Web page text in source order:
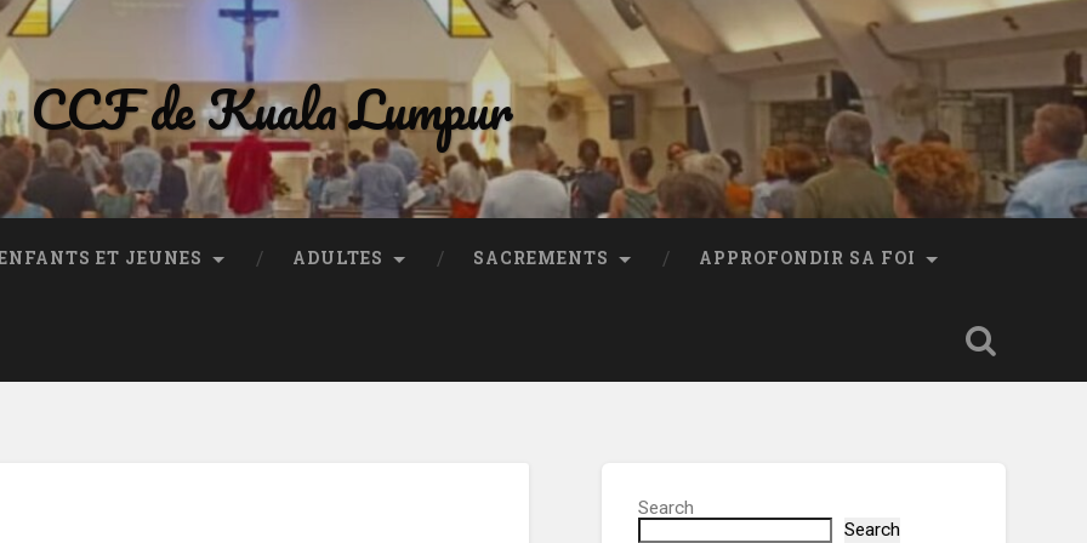
CCF de Kuala Lumpur
ET JEUNES ADULTES SACREMENTS APPROFONDIR SA FOI
Search
Search